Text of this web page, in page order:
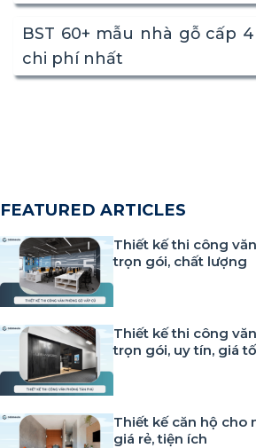
BST 60+ mẫu nhà gỗ cấp
chi phí nhất
FEATURED ARTICLES
Thiết kế thi công
trọn gói, chất lượng
Thiết kế thi công
trọn gói, uy tín, giá
Thiết kế căn hộ cho
giá rẻ, tiện ích